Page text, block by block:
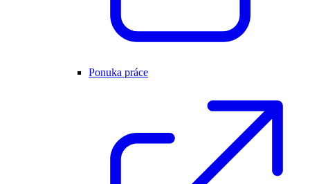
Ponuka práce